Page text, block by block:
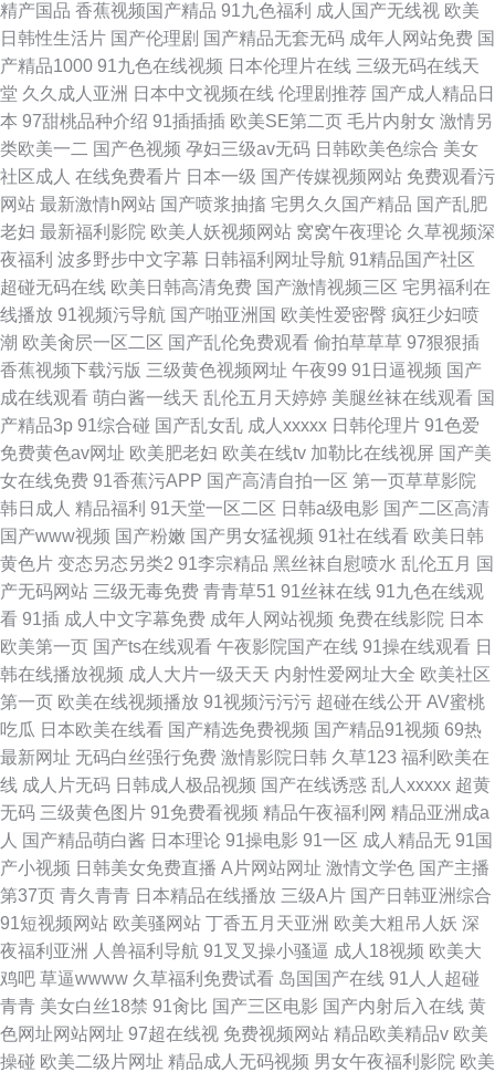
精产国品 香蕉视频国产精品 91九色福利 成人国产无线视 欧美
日韩性生活片 国产伦理剧 国产精品无套无码 成年人网站免费 国
产精品1000 91九色在线视频 日本伦理片在线 三级无码在线天
堂 久久成人亚洲 日本中文视频在线 伦理剧推荐 国产成人精品日
本 97甜桃品种介绍 91插插插 欧美SE第二页 毛片内射女 激情另
类欧美一二 国产色视频 孕妇三级av无码 日韩欧美色综合 美女
社区成人 在线免费看片 日本一级 国产传媒视频网站 免费观看污
网站 最新激情h网站 国产喷浆抽搐 宅男久久国产精品 国产乱肥
老妇 最新福利影院 欧美人妖视频网站 窝窝午夜理论 久草视频深
夜福利 波多野步中文字幕 日韩福利网址导航 91精品国产社区
超碰无码在线 欧美日韩高清免费 国产激情视频三区 宅男福利在
线播放 91视频污导航 国产啪亚洲国 欧美性爱密臀 疯狂少妇喷
潮 欧美肏屄一区二区 国产乱伦免费观看 偷拍草草草 97狠狠插
香蕉视频下载污版 三级黄色视频网址 午夜99 91日逼视频 国产
成在线观看 萌白酱一线天 乱伦五月天婷婷 美腿丝袜在线观看 国
产精品3p 91综合碰 国产乱女乱 成人xxxxx 日韩伦理片 91色爱
免费黄色av网址 欧美肥老妇 欧美在线tv 加勒比在线视屏 国产美
女在线免费 91香蕉污APP 国产高清自拍一区 第一页草草影院
韩日成人 精品福利 91天堂一区二区 日韩a级电影 国产二区高清
国产www视频 国产粉嫩 国产男女猛视频 91社在线看 欧美日韩
黄色片 变态另态另类2 91李宗精品 黑丝袜自慰喷水 乱伦五月 国
产无码网站 三级无毒免费 青青草51 91丝袜在线 91九色在线观
看 91插 成人中文字幕免费 成年人网站视频 免费在线影院 日本
欧美第一页 国产ts在线观看 午夜影院国产在线 91操在线观看 日
韩在线播放视频 成人大片一级天天 内射性爱网址大全 欧美社区
第一页 欧美在线视频播放 91视频污污污 超碰在线公开 AV蜜桃
吃瓜 日本欧美在线看 国产精选免费视频 国产精品91视频 69热
最新网址 无码白丝强行免费 激情影院日韩 久草123 福利欧美在
线 成人片无码 日韩成人极品视频 国产在线诱惑 乱人xxxxx 超黄
无码 三级黄色图片 91免费看视频 精品午夜福利网 精品亚洲成a
人 国产精品萌白酱 日本理论 91操电影 91一区 成人精品无 91国
产小视频 日韩美女免费直播 A片网站网址 激情文学色 国产主播
第37页 青久青青 日本精品在线播放 三级A片 国产日韩亚洲综合
91短视频网站 欧美骚网站 丁香五月天亚洲 欧美大粗吊人妖 深
夜福利亚洲
人兽福利导航 91叉叉操小骚逼 成人18视频 欧美大
鸡吧 草逼wwww 久草福利免费试看 岛国国产在线 91人人超碰
青青 美女白丝18禁 91肏比 国产三区电影 国产内射后入在线 黄
色网址网站网址 97超在线视 免费视频网站 精品欧美精品v 欧美
操碰 欧美二级片网址 精品成人无码视频 男女午夜福利影院 欧美